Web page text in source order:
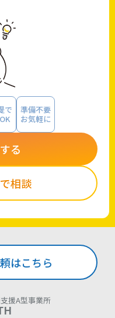
で
準備不要
お気軽に
る
相談
援A型事業所
はこちら